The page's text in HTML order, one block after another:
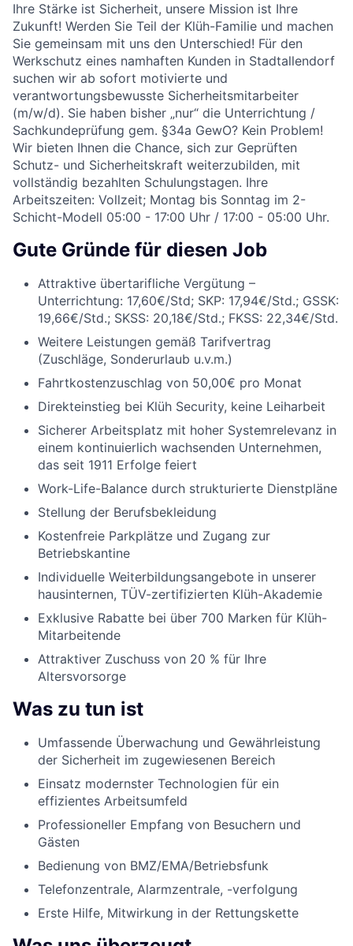
Ihre Stärke ist Sicherheit, unsere Mission ist Ihre
Zukunft! Werden Sie Teil der Klüh-Familie und machen
Sie gemeinsam mit uns den Unterschied! Für den
Werkschutz eines namhaften Kunden in Stadtallendorf
suchen wir ab sofort motivierte und
verantwortungsbewusste Sicherheitsmitarbeiter
(m/w/d). Sie haben bisher „nur“ die Unterrichtung /
Sachkundeprüfung gem. §34a GewO? Kein Problem!
Wir bieten Ihnen die Chance, sich zur Geprüften
Schutz- und Sicherheitskraft weiterzubilden, mit
vollständig bezahlten Schulungstagen. Ihre
Arbeitszeiten: Vollzeit; Montag bis Sonntag im 2-
Schicht-Modell 05:00 - 17:00 Uhr / 17:00 - 05:00 Uhr.
Gute Gründe für diesen Job
Attraktive übertarifliche Vergütung –
Unterrichtung: 17,60€/Std; SKP: 17,94€/Std.; GSSK:
19,66€/Std.; SKSS: 20,18€/Std.; FKSS: 22,34€/Std.
Weitere Leistungen gemäß Tarifvertrag
(Zuschläge, Sonderurlaub u.v.m.)
Fahrtkostenzuschlag von 50,00€ pro Monat
Direkteinstieg bei Klüh Security, keine Leiharbeit
Sicherer Arbeitsplatz mit hoher Systemrelevanz in
einem kontinuierlich wachsenden Unternehmen,
das seit 1911 Erfolge feiert
Work-Life-Balance durch strukturierte Dienstpläne
Stellung der Berufsbekleidung
Kostenfreie Parkplätze und Zugang zur
Betriebskantine
Individuelle Weiterbildungsangebote in unserer
hausinternen, TÜV-zertifizierten Klüh-Akademie
Exklusive Rabatte bei über 700 Marken für Klüh-
Mitarbeitende
Attraktiver Zuschuss von 20 % für Ihre
Altersvorsorge
Was zu tun ist
Umfassende Überwachung und Gewährleistung
der Sicherheit im zugewiesenen Bereich
Einsatz modernster Technologien für ein
effizientes Arbeitsumfeld
Professioneller Empfang von Besuchern und
Gästen
Bedienung von BMZ/EMA/Betriebsfunk
Telefonzentrale, Alarmzentrale, -verfolgung
Erste Hilfe, Mitwirkung in der Rettungskette